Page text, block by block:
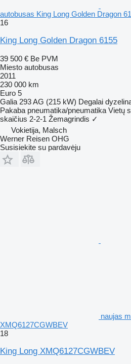
autobusas King Long Golden Dragon
16
King Long Golden Dragon 6155
39 500 € Be PVM
Miesto autobusas
2011
230 000 km
Euro 5
Galia 293 AG (215 kW) Degalai
Pakaba pneumatika/pneumatika Vietų
skaičius 2-2-1 Žemagrindis ✓
Vokietija, Malsch
Werner Reisen OHG
Susisiekite su pardavėju
naujas
XMQ6127CGWBEV
18
King Long XMQ6127CGWBEV